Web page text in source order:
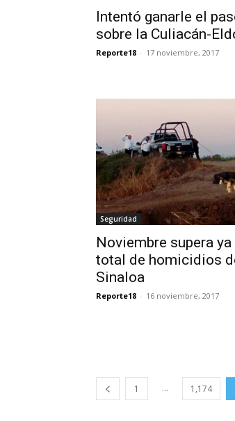
Intentó ganarle el
sobre la Culiacán-
Reporte18 - 17 noviembre, 2017
Seguridad
Noviembre supera ya
total de homicidios
Sinaloa
Reporte18 - 16 noviembre, 2017
1 ... 1,174